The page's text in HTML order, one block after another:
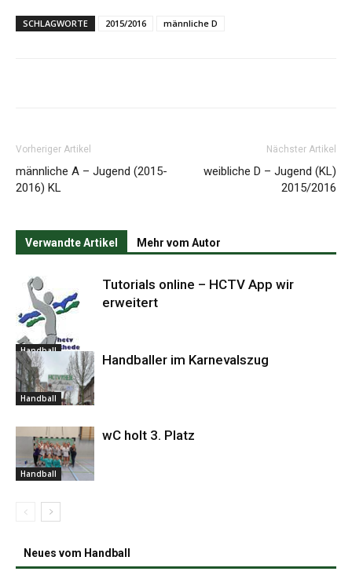
SCHLAGWORTE 2015/2016 männliche D
Vorheriger Artikel
männliche A – Jugend (2015-
2016) KL
Nächster Artikel
weibliche D – Jugend (KL)
2015/2016
Verwandte Artikel Mehr vom Autor
Handball
Tutorials online – HCTV App wir
erweitert
Handball
Handballer im Karnevalszug
Handball
wC holt 3. Platz
Neues vom Handball